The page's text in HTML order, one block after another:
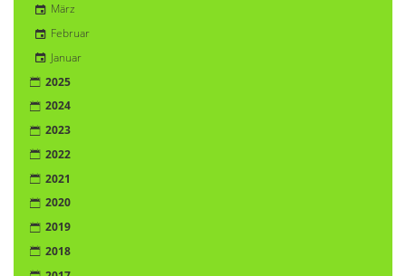
März
Februar
Januar
2025
2024
2023
2022
2021
2020
2019
2018